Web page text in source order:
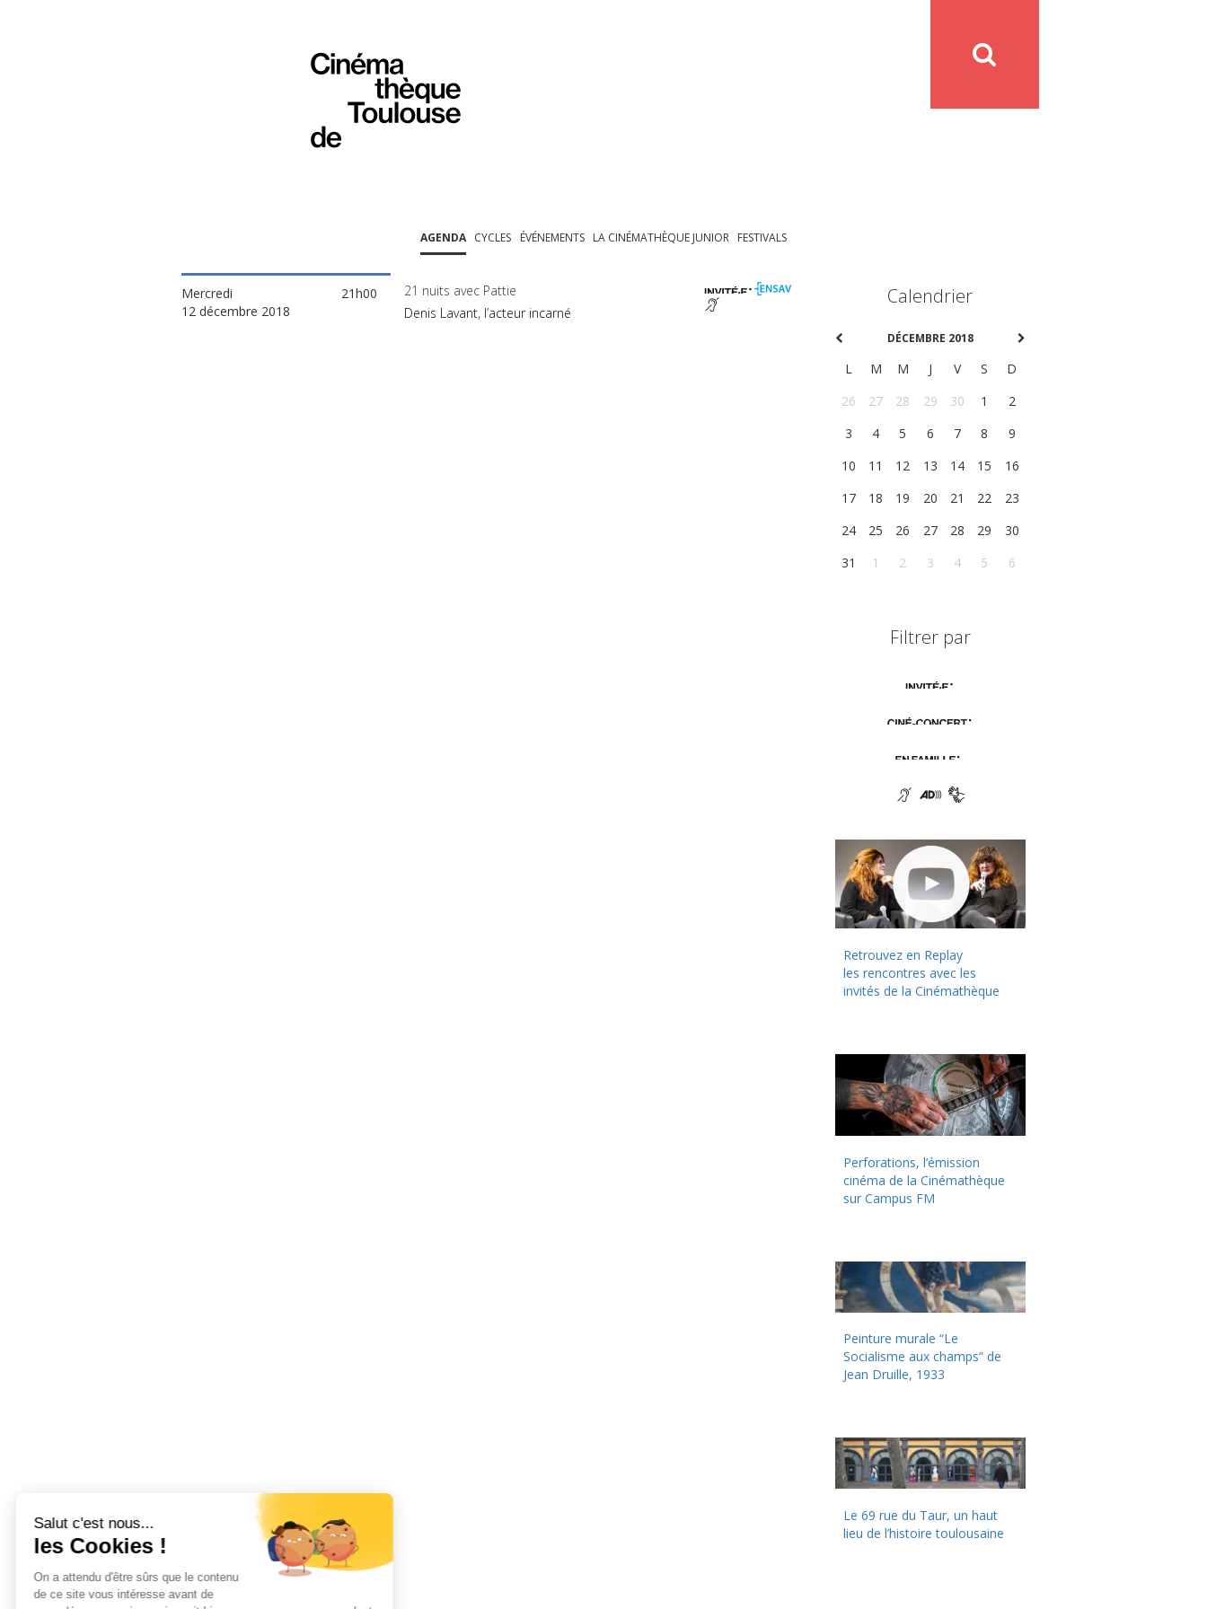
AGENDA CYCLES ÉVÉNEMENTS LA CINÉMATHÈQUE JUNIOR FESTIVALS
21h00
Mercredi
12 décembre 2018
21 nuits avec Pattie
Denis Lavant, l’acteur incarné
Calendrier
DÉCEMBRE 2018
L M M J V S
D
26
27 28 29 30 1
2
3
4 5 6 7 8
9
10
11 12 13 14 15
16
17
18 19 20 21 22
23
24
25 26 27 28 29
30
31
1 2 3 4 5 6
Filtrer par
Retrouvez en Replay
les rencontres avec les
invités de la Cinémathèque
Perforations, l’émission
cinéma de la Cinémathèque
sur Campus FM
Peinture murale “Le
Socialisme aux champs” de
Jean Druille, 1933
Le 69 rue du Taur, un haut
lieu de l’histoire toulousaine